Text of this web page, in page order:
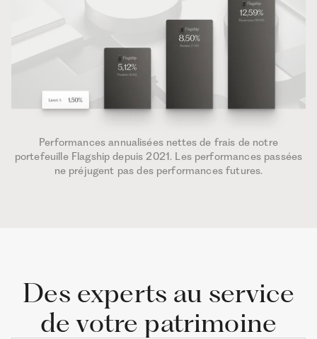
Performances annualisées nettes de frais de notre
portefeuille Flagship depuis 2021. Les performances passées
ne préjugent pas des performances futures.
Des experts au service
de votre patrimoine